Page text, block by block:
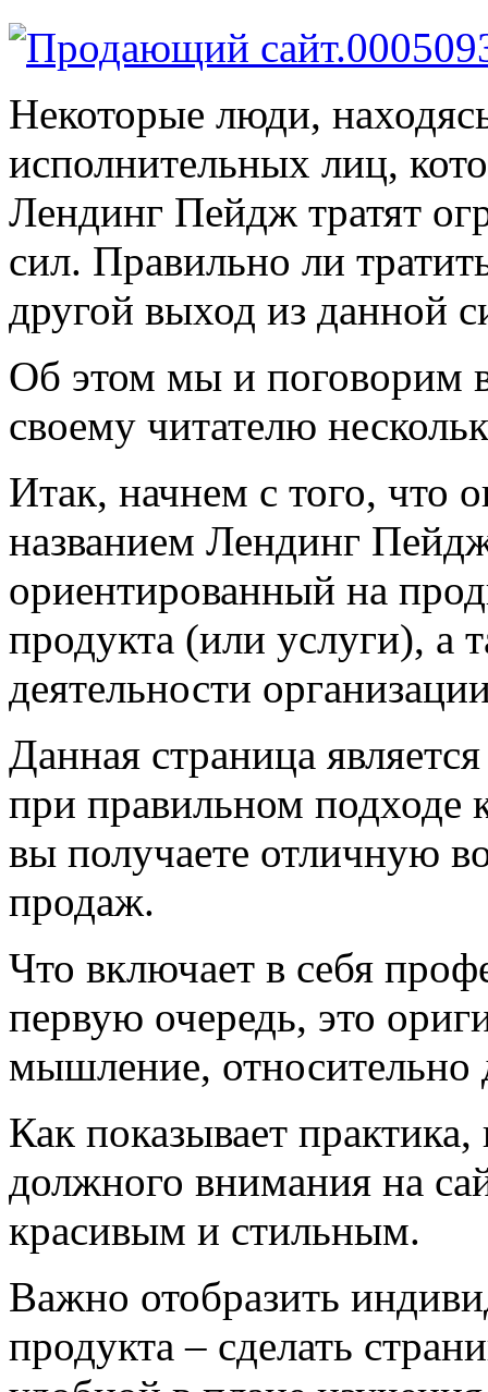
Некоторые люди,
исполнительных лиц,
Лендинг Пейдж тратят
сил. Правильно ли
другой выход из данной
Об этом мы и поговорим
своему читателю
Итак, начнем с того, что
названием Лендинг
ориентированный на
продукта (или услуги), а
деятельности
Данная страница
при правильном подходе
вы получаете отличную
продаж.
Что включает в себя
первую очередь, это
мышление, относительно
Как показывает практика,
должного внимания на
красивым и стильным.
Важно отобразить
продукта – сделать